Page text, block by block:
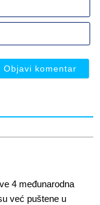
4 međunarodna
već puštene u